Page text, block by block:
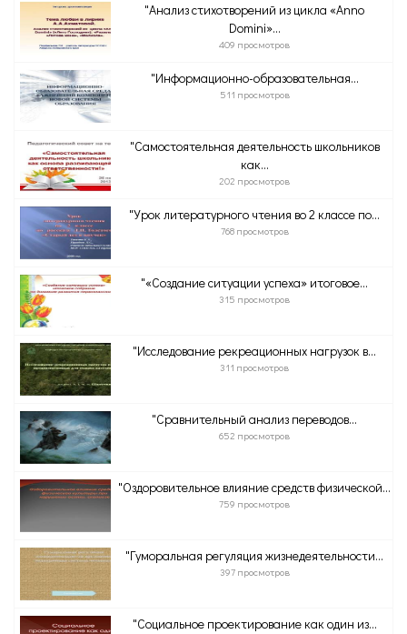
"Анализ стихотворений из цикла «Anno
Domini»...
409 просмотров
"Информационно-образовательная...
511 просмотров
"Самостоятельная деятельность школьников
как...
202 просмотров
"Урок литературного чтения во 2 классе по...
768 просмотров
"«Создание ситуации успеха» итоговое...
315 просмотров
"Исследование рекреационных нагрузок в...
311 просмотров
"Сравнительный анализ переводов...
652 просмотров
"Оздоровительное влияние средств физической...
759 просмотров
"Гуморальная регуляция жизнедеятельности...
397 просмотров
"Социальное проектирование как один из...